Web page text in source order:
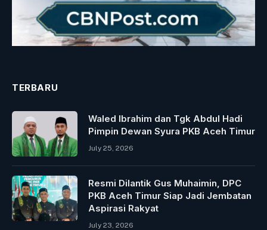
TERBARU
Waled Ibrahim dan Tgk Abdul Hadi
Pimpin Dewan Syura PKB Aceh Timur
July 25, 2026
Resmi Dilantik Gus Muhaimin, DPC
PKB Aceh Timur Siap Jadi Jembatan
Aspirasi Rakyat
July 23, 2026